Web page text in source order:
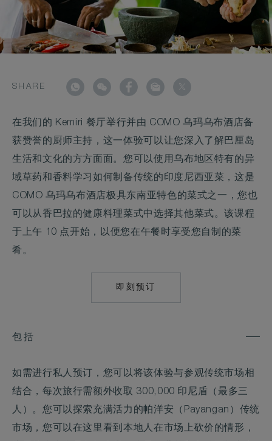
SHARE
在我们的 Kemiri 餐厅举行并由 COMO 乌玛乌布酒店备
获赞誉的厨师主持，这一体验可以让您深入了解巴厘岛
生活和文化的方方面面。您可以使用乌布地区特有的异
域草药和香料学习如何制备传统的印度尼西亚菜，这是
COMO 乌玛乌布酒店极具东南亚特色的菜式之一，您也
可以从香巴拉的健康料理菜式中选择其他菜式。该课程
于上午 10 点开始，以便您在午餐时享受您自制的菜
肴。
即刻预订
MAILTO:
包括
如需进行私人预订，您可以将该体验与参观传统市场相
结合，每次旅行需额外收取 300,000 印尼盾（最多三
人）。您可以探索充满活力的帕洋安（Payangan）传统
市场，您可以在这里看到本地人在市场上砍价的情形，